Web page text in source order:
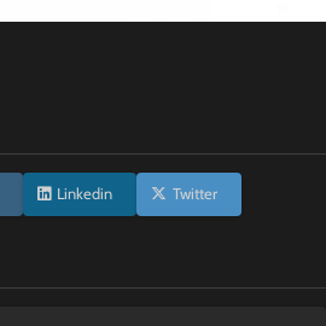
Linkedin Twitter